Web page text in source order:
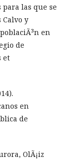
para las que se
Calvo y
en
de
et
en
de
OlÃ¡iz